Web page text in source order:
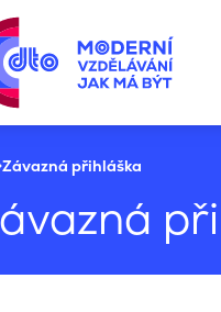
Závazná přihláška